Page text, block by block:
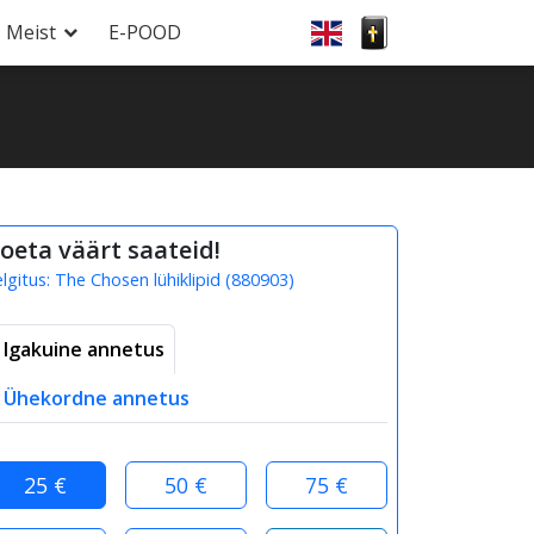
Meist E-POOD
väärt saateid!
The Chosen lühiklipid (880903)
Igakuine annetus
Ühekordne annetus
25 € 50 € 75 €